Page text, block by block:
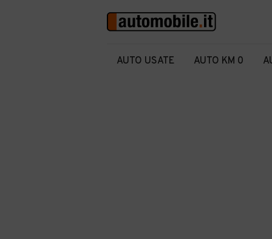
AUTO USATE AUTO KM 0